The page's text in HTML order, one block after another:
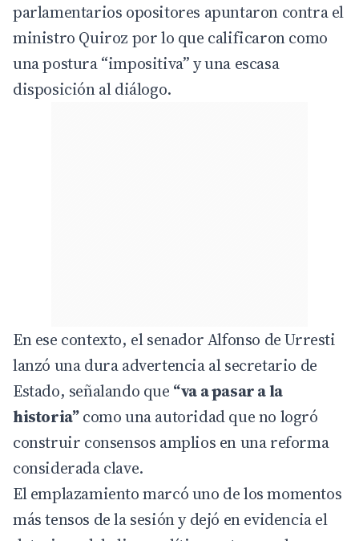
parlamentarios opositores apuntaron contra el
ministro Quiroz por lo que calificaron como
una postura “impositiva” y una escasa
disposición al diálogo.
En ese contexto, el senador Alfonso de Urresti
lanzó una dura advertencia al secretario de
Estado, señalando que “va a pasar a la
historia”como una autoridad que no logró
construir consensos amplios en una reforma
considerada clave.
El emplazamiento marcó uno de los momentos
más tensos de la sesión y dejó en evidencia el